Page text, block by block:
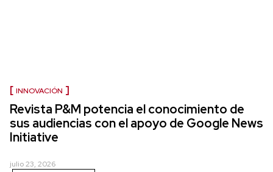
INNOVACIÓN
Revista P&M potencia el conocimiento de
sus audiencias con el apoyo de Google News
Initiative
julio 23, 2026